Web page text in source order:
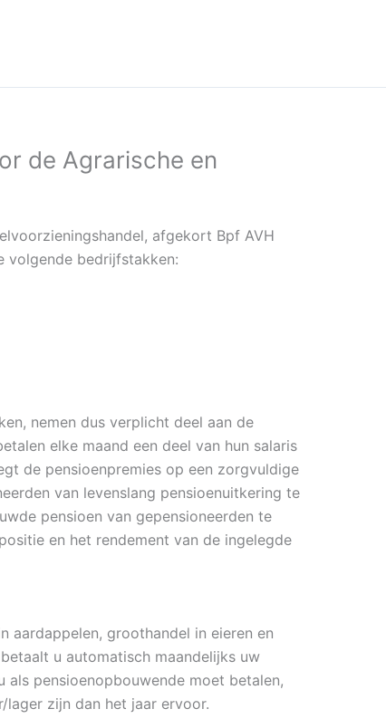
de Agrarische en
afgekort Bpf AVH
volgende bedrijfstakken:
nemen dus verplicht deel aan de
elke maand een deel van hun salaris
de pensioenpremies op een zorgvuldige
van levenslang pensioenuitkering te
pensioen van gepensioneerden te
en het rendement van de ingelegde
aardappelen, groothandel in eieren en
u automatisch maandelijks uw
pensioenopbouwende moet betalen,
zijn dan het jaar ervoor.